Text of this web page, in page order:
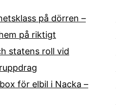
på dörren –
på riktigt
statens roll vid
för elbil i Nacka –